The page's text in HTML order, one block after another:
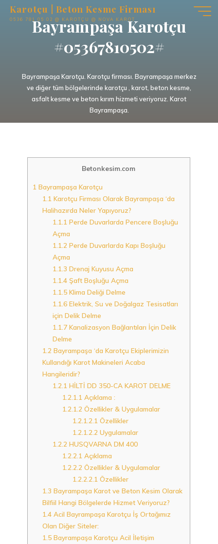
İçeriğe
geç
Karotçu | Beton Kesme Firması
0536 781 05 02 @ KAROTÇU @ NOVA KAROT
Bayrampaşa Karotçu
#05367810502#
Bayrampaşa Karotçu. Karotçu firması. Bayrampaşa merkez
ve diğer tüm bölgelerinde karotçu , karot, beton kesme,
asfalt kesme ve beton kırım hizmeti veriyoruz. Karot
Bayrampaşa.
Betonkesim.com
1 Bayrampaşa Karotçu
1.1 Karotçu Firması Olarak Bayrampaşa ‘da
Halihazırda Neler Yapıyoruz?
1.1.1 Perde Duvarlarda Pencere Boşluğu
Açma
1.1.2 Perde Duvarlarda Kapı Boşluğu
Açma
1.1.3 Drenaj Kuyusu Açma
1.1.4 Şaft Boşluğu Açma
1.1.5 Klima Deliği Delme
1.1.6 Elektrik, Su ve Doğalgaz Tesisatları
için Delik Delme
1.1.7 Kanalizasyon Bağlantıları İçin Delik
Delme
1.2 Bayrampaşa ‘da Karotçu Ekiplerimizin
Kullandığı Karot Makineleri Acaba
Hangileridir?
1.2.1 HİLTİ DD 350-CA KAROT DELME
1.2.1.1 Açıklama :
1.2.1.2 Özellikler & Uygulamalar
1.2.1.2.1 Özellikler
1.2.1.2.2 Uygulamalar
1.2.2 HUSQVARNA DM 400
1.2.2.1 Açıklama
1.2.2.2 Özellikler & Uygulamalar
1.2.2.2.1 Özellikler
1.3 Bayrampaşa Karot ve Beton Kesim Olarak
Bilfiil Hangi Bölgelerde Hizmet Veriyoruz?
1.4 Acil Bayrampaşa Karotçu İş Ortağımız
Olan Diğer Siteler:
1.5 Bayrampaşa Karotçu Acil İletişim